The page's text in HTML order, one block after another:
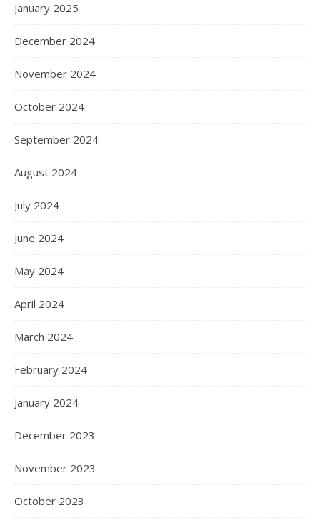
January 2025
December 2024
November 2024
October 2024
September 2024
August 2024
July 2024
June 2024
May 2024
April 2024
March 2024
February 2024
January 2024
December 2023
November 2023
October 2023